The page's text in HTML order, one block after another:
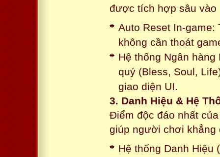
được tích hợp sâu vào
Auto Reset In-game:
không cần thoát
Hệ thống Ngân
quý (Bless, Soul,
giao diện UI.
3. Danh Hiệu & Hệ
Điểm độc đáo nhất
giúp người chơi khẳng
Hệ thống Danh Hiệu